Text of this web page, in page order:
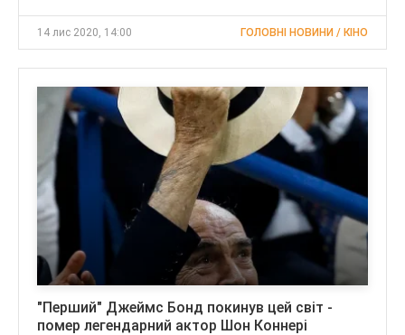
14 лис 2020, 14:00 ГОЛОВНІ НОВИНИ / КІНО
"Перший" Джеймс Бонд покинув цей світ -
помер легендарний актор Шон Коннері